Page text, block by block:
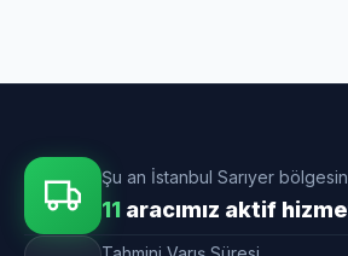
Şu an İstanbul Sarıyer
11 aracımız aktif